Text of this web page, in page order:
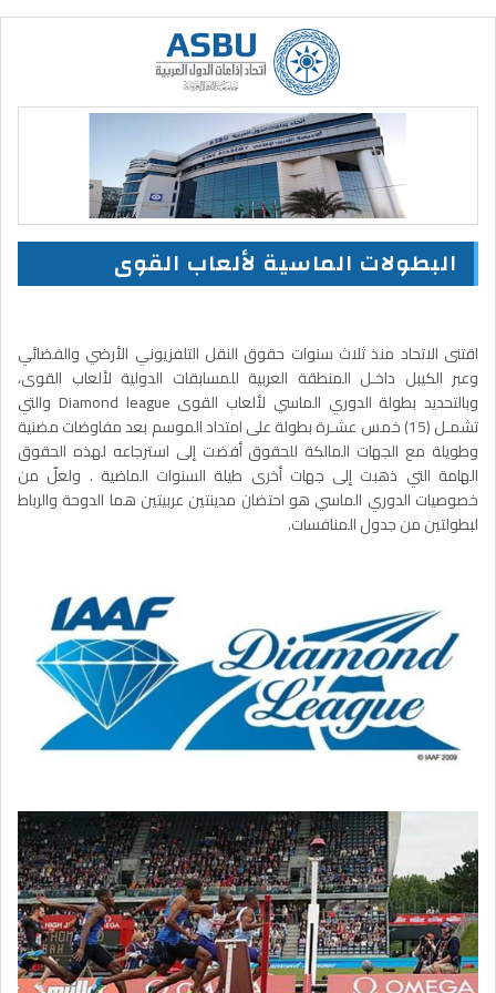
البطولات الماسية لألعاب القوى
اقتنى الاتحاد منذ ثلاث سنوات حقوق النقل التلفزيوني الأرضي والفضائي
وعبر الكيبل داخـل المنطقة العربية للمسابقات الدولية لألعاب القوى،
وبالتحديد بطولة الدوري الماسي لألعاب القوى Diamond league والتي
تشمـل (15) خمس عشـرة بطولة على امتداد الموسم بعد مفاوضات مضنية
وطويلة مع الجهات المالكة للحقوق أفضت إلى استرجاعه لهذه الحقوق
الهامة التي ذهبت إلى جهات أخرى طيلة السنوات الماضية . ولعلّ من
خصوصيات الدوري الماسي هو احتضان مدينتين عربيتين هما الدوحة والرباط
لبطولتين من جدول المنافسات.